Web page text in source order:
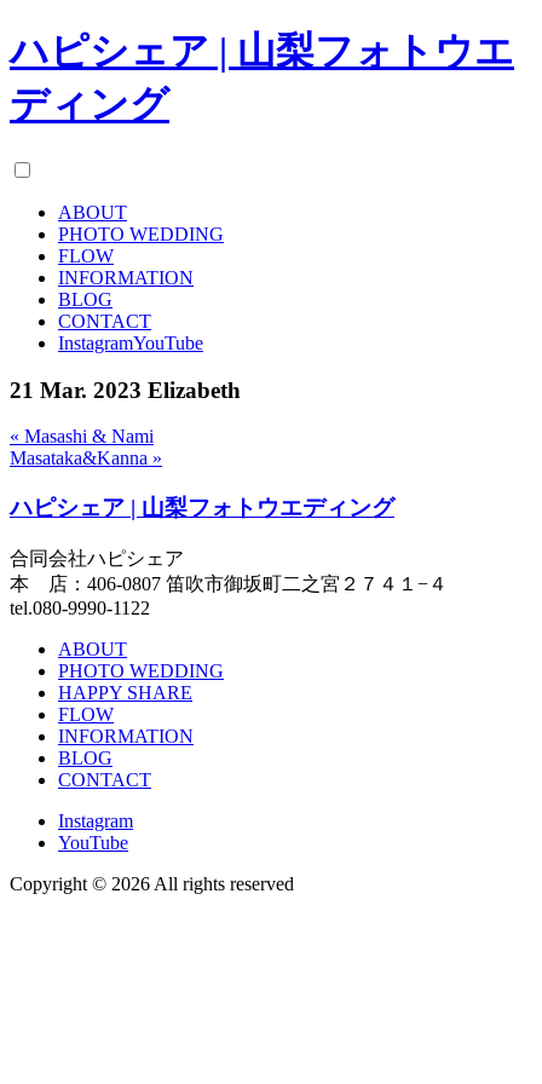
ハピシェア | 山梨フォトウエ
ディング
ABOUT
PHOTO WEDDING
FLOW
INFORMATION
BLOG
CONTACT
InstagramYouTube
21 Mar. 2023 Elizabeth
« Masashi & Nami
Masataka&Kanna »
ハピシェア | 山梨フォトウエディング
合同会社ハピシェア
本 店：406-0807 笛吹市御坂町二之宮２７４１−４
tel.080-9990-1122
ABOUT
PHOTO WEDDING
HAPPY SHARE
FLOW
INFORMATION
BLOG
CONTACT
Instagram
YouTube
Copyright © 2026 All rights reserved